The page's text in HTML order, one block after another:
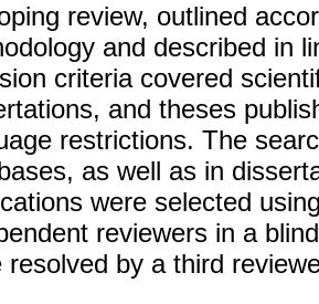
review, outlined
and described in
criteria covered
and theses
restrictions. The
as well as in
were selected
reviewers in a
resolved by a third